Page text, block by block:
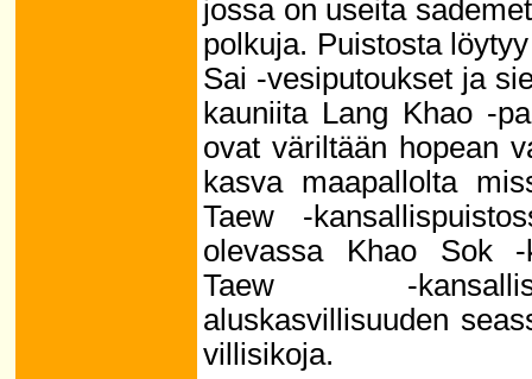
jossa on useita
polkuja. Puistosta
Sai -vesiputoukset ja
kauniita Lang Khao -
ovat väriltään hopean
kasva maapallolta
Taew -
olevassa Khao Sok -
Taew -
aluskasvillisuuden
villisikoja.